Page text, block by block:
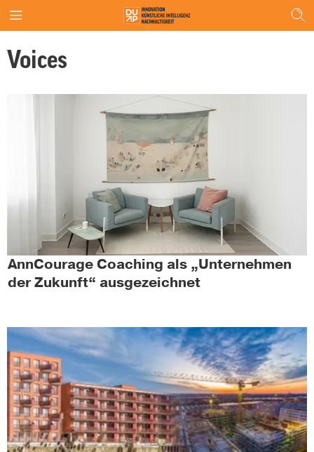
Voices
AnnCourage Coaching als „Unternehmen
der Zukunft“ ausgezeichnet